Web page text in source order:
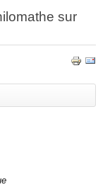
sur